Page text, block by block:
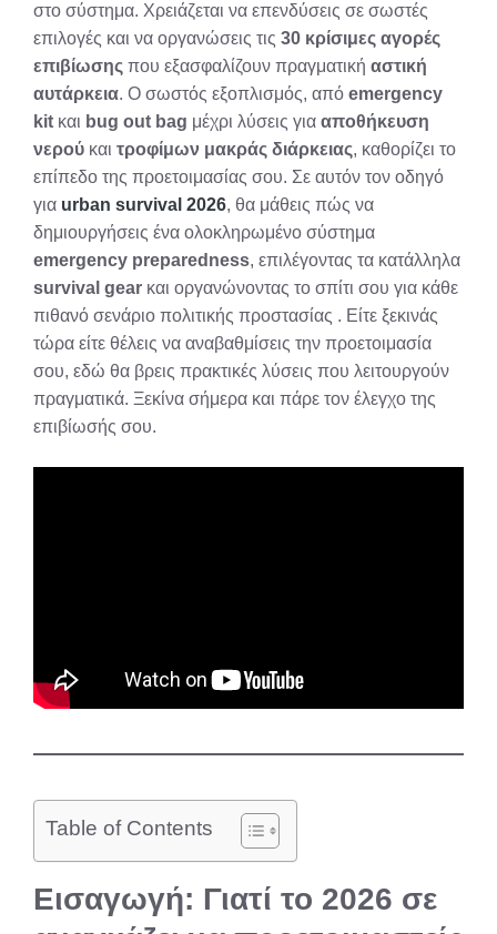
στο σύστημα. Χρειάζεται να επενδύσεις σε σωστές
επιλογές και να οργανώσεις τις 30 κρίσιμες αγορές
επιβίωσης που εξασφαλίζουν πραγματική αστική
αυτάρκεια. Ο σωστός εξοπλισμός, από emergency
kit και bug out bag μέχρι λύσεις για αποθήκευση
νερού και τροφίμων μακράς διάρκειας, καθορίζει το
επίπεδο της προετοιμασίας σου. Σε αυτόν τον οδηγό
για urban survival 2026, θα μάθεις πώς να
δημιουργήσεις ένα ολοκληρωμένο σύστημα
emergency preparedness, επιλέγοντας τα κατάλληλα
survival gear και οργανώνοντας το σπίτι σου για κάθε
πιθανό σενάριο πολιτικής προστασίας . Είτε ξεκινάς
τώρα είτε θέλεις να αναβαθμίσεις την προετοιμασία
σου, εδώ θα βρεις πρακτικές λύσεις που λειτουργούν
πραγματικά. Ξεκίνα σήμερα και πάρε τον έλεγχο της
επιβίωσής σου.
Table of Contents
Εισαγωγή: Γιατί το 2026 σε